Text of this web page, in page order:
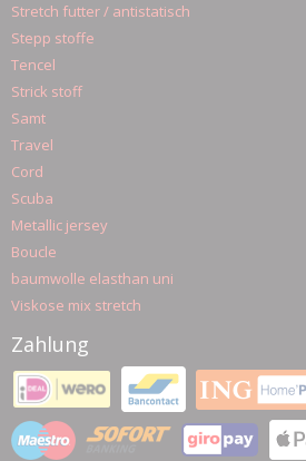
Stretch futter / antistatisch
Stepp stoffe
Tencel
Strick stoff
Samt
Travel
Cord
Scuba
Metallic jersey
Boucle
baumwolle elasthan uni
Viskose mix stretch
Zahlung